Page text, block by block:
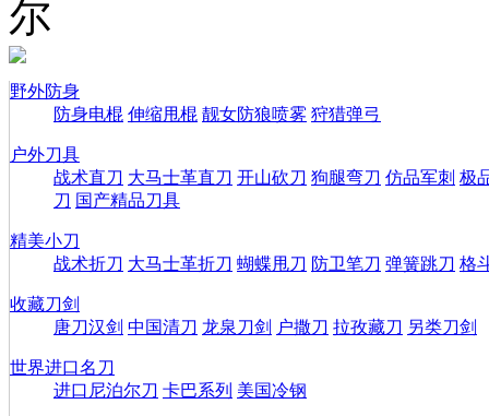
尔
野外防身
防身电棍 伸缩甩棍 靓女防狼喷雾 狩猎弹弓
户外刀具
战术直刀 大马士革直刀 开山砍刀 狗腿弯刀 仿品军刺 极
刀 国产精品刀具
精美小刀
战术折刀 大马士革折刀 蝴蝶甩刀 防卫笔刀 弹簧跳刀 格
收藏刀剑
唐刀汉剑 中国清刀 龙泉刀剑 户撒刀 拉孜藏刀 另类刀剑
世界进口名刀
进口尼泊尔刀 卡巴系列 美国冷钢